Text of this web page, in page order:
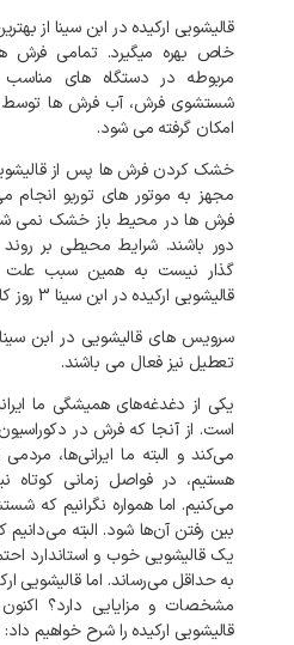
قالیشویی ارکیده در ابن سینا از
خاص بهره میگیرد. تمامی
مربوطه در دستگاه های
شستشوی فرش، آب فرش ها توسط
امکان گرفته می شود.
خشک کردن فرش ها پس از
مجهز به موتور های توربو
فرش ها در محیط باز خشک نمی
دور باشند. شرایط محیطی بر
گذار نیست به همین سبب
قالیشویی ارکیده در ابن سینا 3 روز کاری می باشد.
سرویس های قالیشویی در ابن
تعطیل نیز فعال می باشند.
یکی از دغدغه‌های همیشگی ما
است. از آنجا که فرش در
می‌کند و البته ما ایرانی‌ها،
هستیم، در فواصل زمانی کوتاه
می‌کنیم. اما همواره نگرانیم که
بین رفتن آن‌ها شود. البته
یک قالیشویی خوب و استاندارد
به‌ حداقل می‌رساند. اما قالیشویی
مشخصات و مزایایی دارد؟
قالیشویی ارکیده را شرح خواهیم داد: